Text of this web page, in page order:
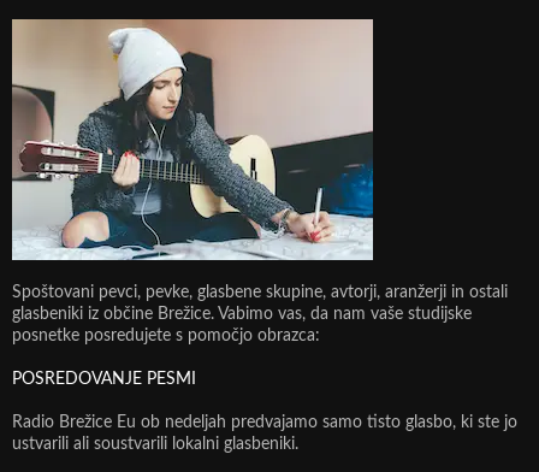
Spoštovani pevci, pevke, glasbene skupine, avtorji, aranžerji in ostali
glasbeniki iz občine Brežice. Vabimo vas, da nam vaše studijske
posnetke posredujete s pomočjo obrazca:
POSREDOVANJE PESMI
Radio Brežice Eu ob nedeljah predvajamo samo tisto glasbo, ki ste jo
ustvarili ali soustvarili lokalni glasbeniki.